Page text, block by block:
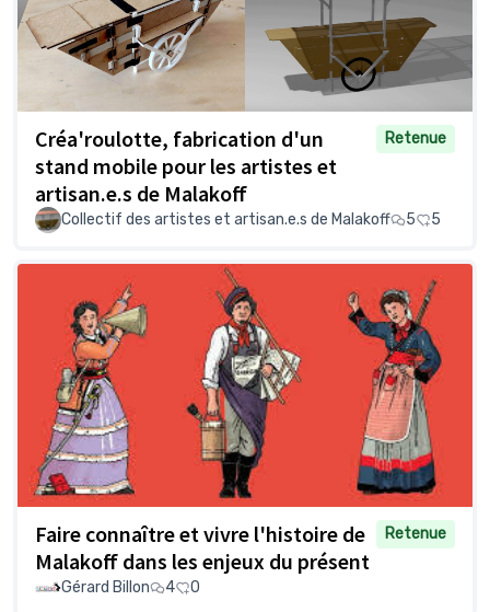
Créa'roulotte, fabrication d'un
stand mobile pour les artistes et
artisan.e.s de Malakoff
Retenue
Collectif des artistes et artisan.e.s de Malakoff 5 5
Faire connaître et vivre l'histoire de
Malakoff dans les enjeux du présent
Retenue
Gérard Billon 4 0